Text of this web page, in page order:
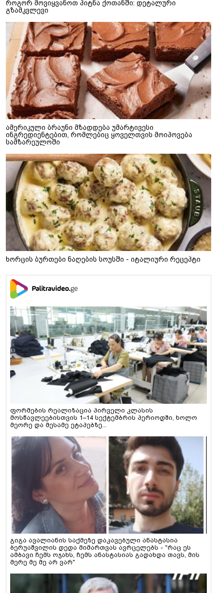
როგორ მოვიყვანოთ პიტნა ქოთანში: დეტალური
გზამკვლევი
ამერიკული ბრაუნი მზადდება უმარტივესი
ინგრედიენტებით, რომლებიც ყოველთვის მოიპოვება
სამზარეულოში
ხორცის ბურთები ნაღების სოუსში - იტალიური რეცეპტი
ფორმების რეალიზაცია პირველი კლასის
მოსწავლეებისთვის 1–14 სექტემბრის პერიოდში, ხოლო
მეორე და მესამე ეტაპებზე...
გიგა ავალიანის საქმეზე დაკავებული ანასტასია
ბერუაშვილის დედა მიმართვას ავრცელებს - "რაც ეს
ამბავი ჩემს ოჯახს, ჩემს ანასტასიას გადახდა თავს, მის
მერე მე მე არ ვარ"